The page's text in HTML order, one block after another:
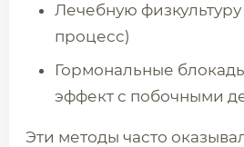
Лечебную
процесс)
Гормональные
эффект с побочными
Эти методы часто